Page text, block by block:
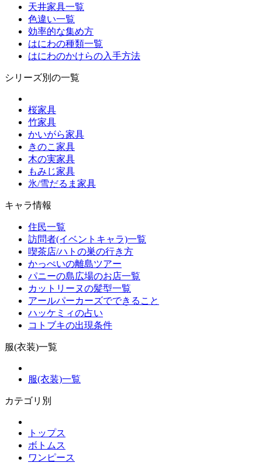
天井家具一覧
色違い一覧
効率的な集め方
はにわの種類一覧
はにわのかけらの入手方法
シリーズ別の一覧
桜家具
竹家具
かいがら家具
きのこ家具
木の実家具
もみじ家具
氷/雪だるま家具
キャラ情報
住民一覧
訪問者(イベントキャラ)一覧
喫茶店/ハトの巣の行き方
かっぺいの離島ツアー
パニーの島広場のお店一覧
カットリーヌの髪型一覧
アールパーカーズでできること
ハッケミィの占い
コトブキの出現条件
服(衣装)一覧
服(衣装)一覧
カテゴリ別
トップス
ボトムス
ワンピース